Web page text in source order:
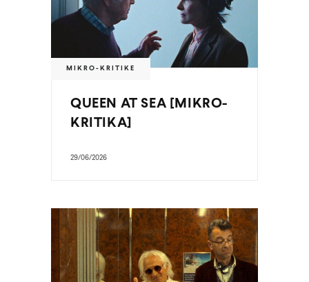
MIKRO-KRITIKE
QUEEN AT SEA [MIKRO-
KRITIKA]
29/06/2026